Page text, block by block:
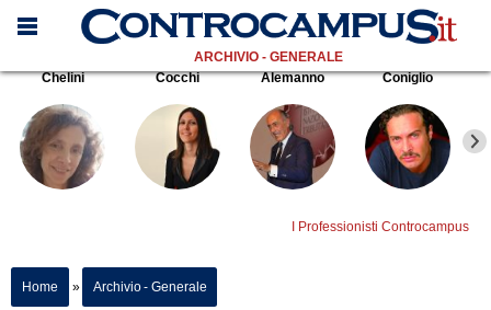
ARCHIVIO - GENERALE
Chelini
Cocchi Alemanno Coniglio
I Professionisti Controcampus
Home » Archivio - Generale